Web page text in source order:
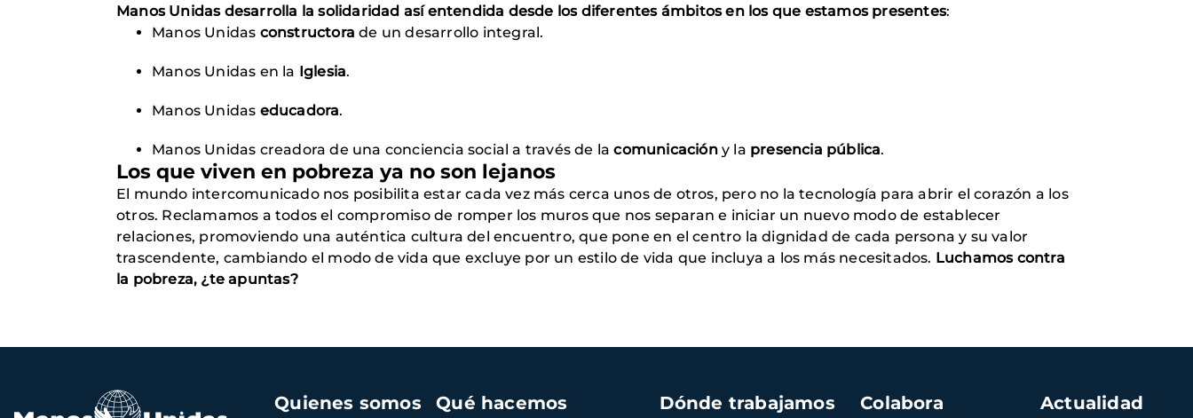
Manos Unidas desarrolla la solidaridad así entendida desde los diferentes ámbitos en los que estamos presentes:
Manos Unidas constructora de un desarrollo integral.
Manos Unidas en la Iglesia.
Manos Unidas educadora.
Manos Unidas creadora de una conciencia social a través de lacomunicacióny la presencia pública.
Los que viven en pobreza ya no son lejanos
El mundo intercomunicado nos posibilita estar cada vez más cerca unos de otros, pero no la tecnología para abrir el corazón a los
otros. Reclamamos a todos el compromiso de romper los muros que nos separan e iniciar un nuevo modo de establecer
relaciones, promoviendo una auténtica cultura del encuentro, que pone en el centro la dignidad de cada persona y su valor
trascendente, cambiando el modo de vida que excluye por un estilo de vida que incluya a los más necesitados. Luchamos contra
la pobreza, ¿te apuntas?
Navegación
Quienes somos Qué hacemos Dónde trabajamos Colabora Actualidad